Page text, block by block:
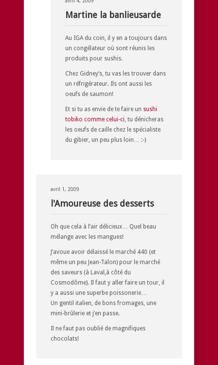
Martine la banlieusarde
Au IGA du coin, il y en a toujours dans
un congélateur où sont réunis les
produits pour sushis.
Chez Gidney’s, tu vas les trouver dans
un réfrigérateur. Ils ont aussi les
oeufs de saumon!
Et si tu as envie de te faire un sushi
tobiko comme celui-ci , tu dénicheras
les oeufs de caille chez le spécialiste
du gibier, un peu plus loin… :-)
avril 1, 2009
l'Amoureuse des desserts
Oh que cela à l’air délicieux… Quel beau
mélange avec les mangues!
J’avoue avoir délaissé le marché 440 (et
même un peu Jean-Talon) pour le marché
des saveurs (à Laval,à côté du
Cosmodôme). Il faut y aller faire un tour, il
y a aussi une superbe poissonerie…
Un gentil italien, de bons fromages, une
mini-brûlerie et j’en passe.
Il ne faut pas oublié de magnifiques
chocolats!